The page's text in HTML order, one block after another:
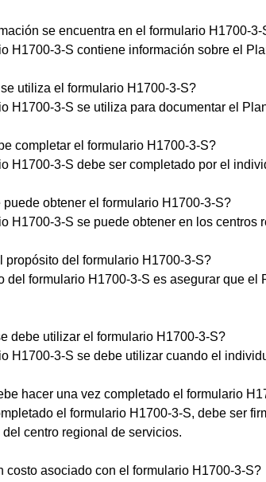
se encuentra en el formulario H1700-3-
H1700-3-S contiene información sobre el
utiliza el formulario H1700-3-S?
H1700-3-S se utiliza para documentar el
completar el formulario H1700-3-S?
H1700-3-S debe ser completado por el
puede obtener el formulario H1700-3-S?
H1700-3-S se puede obtener en los centros
propósito del formulario H1700-3-S?
del formulario H1700-3-S es asegurar que
debe utilizar el formulario H1700-3-S?
H1700-3-S se debe utilizar cuando el
hacer una vez completado el formulario
el formulario H1700-3-S, debe ser
del centro regional de servicios.
costo asociado con el formulario H1700-3-S?